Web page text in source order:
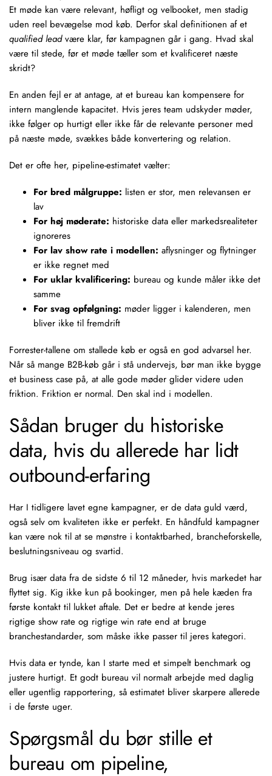
Et møde kan være relevant, høfligt og velbooket, men stadig
uden reel bevægelse mod køb. Derfor skal definitionen af et
qualified leadvære klar, før kampagnen går i gang. Hvad skal
være til stede, før et møde tæller som et kvalificeret næste
skridt?
En anden fejl er at antage, at et bureau kan kompensere for
intern manglende kapacitet. Hvis jeres team udskyder møder,
ikke følger op hurtigt eller ikke får de relevante personer med
på næste møde, svækkes både konvertering og relation.
Det er ofte her, pipeline-estimatet vælter:
For bred målgruppe: listen er stor, men relevansen er
lav
For høj møderate: historiske data eller markedsrealiteter
ignoreres
For lav show rate i modellen: aflysninger og flytninger
er ikke regnet med
For uklar kvalificering: bureau og kunde måler ikke det
samme
For svag opfølgning: møder ligger i kalenderen, men
bliver ikke til fremdrift
Forrester-tallene om stallede køb er også en god advarsel her.
Når så mange B2B-køb går i stå undervejs, bør man ikke bygge
et business case på, at alle gode møder glider videre uden
friktion. Friktion er normal. Den skal ind i modellen.
Sådan bruger du historiske
data, hvis du allerede har lidt
outbound-erfaring
Har I tidligere lavet egne kampagner, er de data guld værd,
også selv om kvaliteten ikke er perfekt. En håndfuld kampagner
kan være nok til at se mønstre i kontaktbarhed, brancheforskelle,
beslutningsniveau og svartid.
Brug især data fra de sidste 6 til 12 måneder, hvis markedet har
flyttet sig. Kig ikke kun på bookinger, men på hele kæden fra
første kontakt til lukket aftale. Det er bedre at kende jeres
rigtige show rate og rigtige win rate end at bruge
branchestandarder, som måske ikke passer til jeres kategori.
Hvis data er tynde, kan I starte med et simpelt benchmark og
justere hurtigt. Et godt bureau vil normalt arbejde med daglig
eller ugentlig rapportering, så estimatet bliver skarpere allerede
i de første uger.
Spørgsmål du bør stille et
bureau om pipeline,